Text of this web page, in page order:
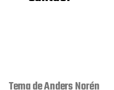
Tema deAnders Norén